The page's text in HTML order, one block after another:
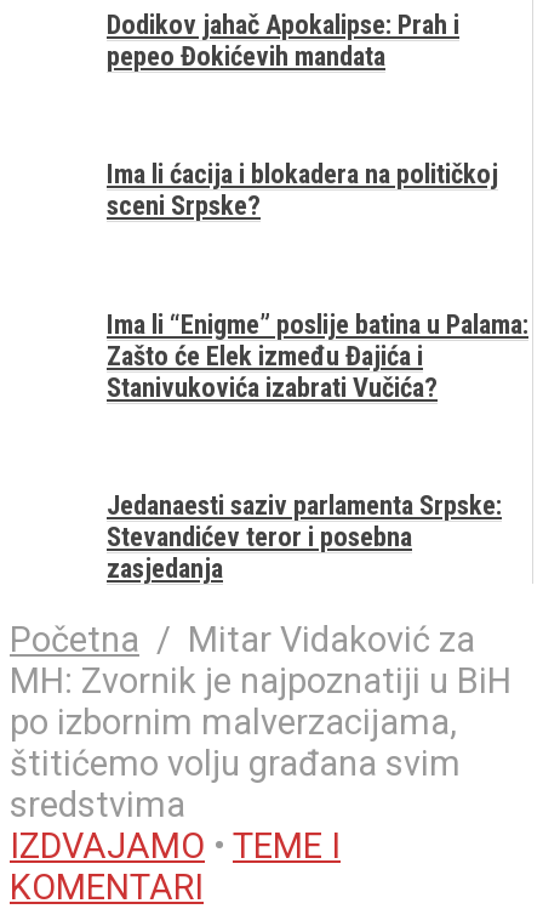
Dodikov jahač Apokalipse: Prah i
pepeo Đokićevih mandata
Ima li ćacija i blokadera na političkoj
sceni Srpske?
Ima li “Enigme” poslije batina u Palama:
Zašto će Elek između Đajića i
Stanivukovića izabrati Vučića?
Jedanaesti saziv parlamenta Srpske:
Stevandićev teror i posebna
zasjedanja
Početna / Mitar Vidaković za
MH: Zvornik je najpoznatiji u BiH
po izbornim malverzacijama,
štitićemo volju građana svim
sredstvima
IZDVAJAMO • TEME I
KOMENTARI